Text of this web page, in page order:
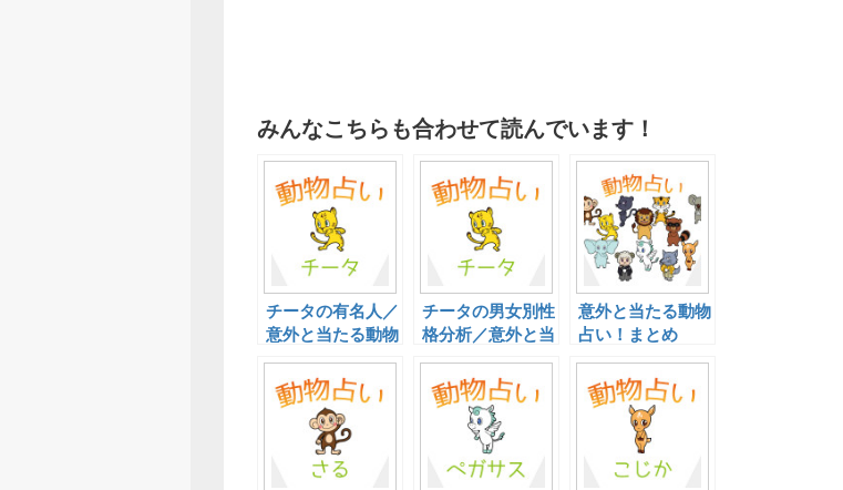
みんなこちらも合わせて読んでいます！
チータの有名人／
意外と当たる動物
占い！
チータの男女別性
格分析／意外と当
たる動物占い！
意外と当たる動物
占い！まとめ